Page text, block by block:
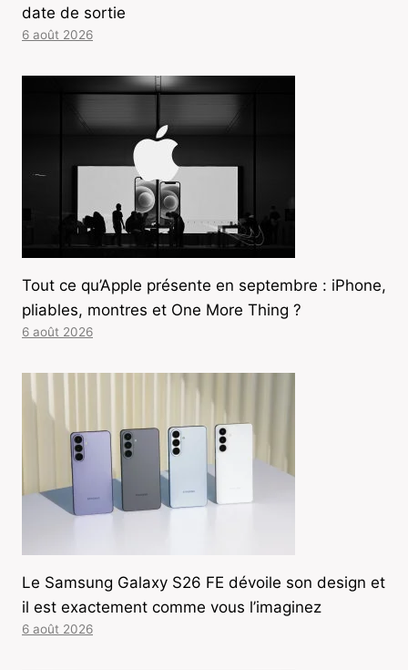
date de sortie
6 août 2026
Tout ce qu’Apple présente en septembre : iPhone,
pliables, montres et One More Thing ?
6 août 2026
Le Samsung Galaxy S26 FE dévoile son design et
il est exactement comme vous l’imaginez
6 août 2026